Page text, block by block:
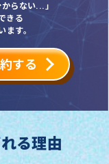
らない...」
きる
ます。
する
る理由